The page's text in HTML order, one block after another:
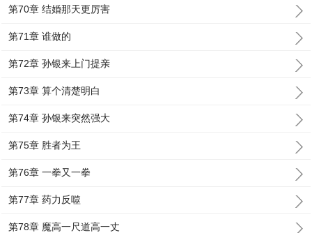
第70章 结婚那天更厉害
第71章 谁做的
第72章 孙银来上门提亲
第73章 算个清楚明白
第74章 孙银来突然强大
第75章 胜者为王
第76章 一拳又一拳
第77章 药力反噬
第78章 魔高一尺道高一丈